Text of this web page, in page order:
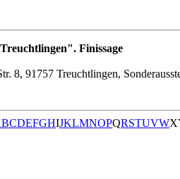
Finissage
8, 91757 Treuchtlingen,
BCDEFGHIJKLMNOPQRSTUVWX